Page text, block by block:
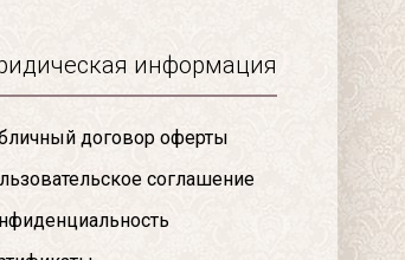
информация
договор оферты
соглашение